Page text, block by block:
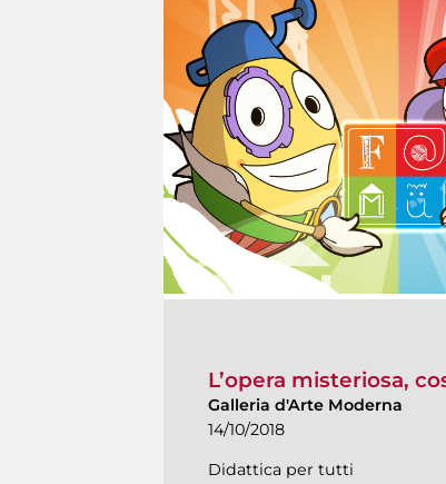
L’opera misteriosa,
Galleria d'Arte Moderna
14/10/2018
Didattica per tutti